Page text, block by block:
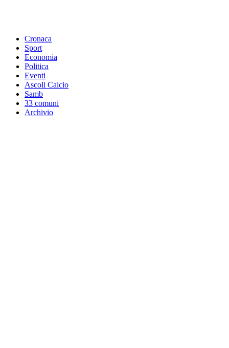
Cronaca
Sport
Economia
Politica
Eventi
Ascoli Calcio
Samb
33 comuni
Archivio